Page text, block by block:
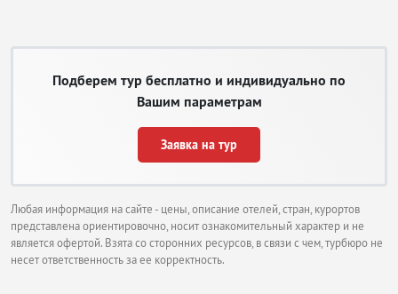
Подберем тур бесплатно и индивидуально по
Вашим параметрам
Заявка на тур
Любая информация на сайте - цены, описание отелей, стран, курортов
представлена ориентировочно, носит ознакомительный характер и не
является офертой. Взята со сторонних ресурсов, в связи с чем, турбюро не
несет ответственность за ее корректность.